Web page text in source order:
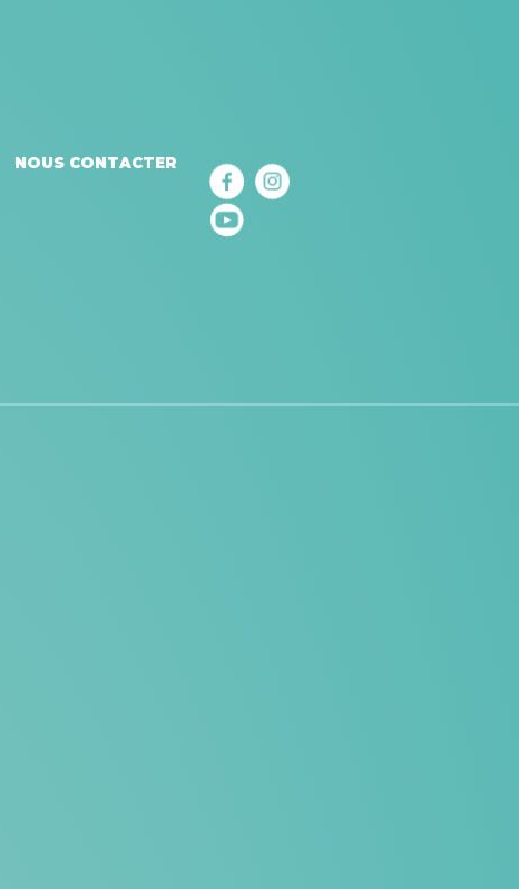
NOUS CONTACTER